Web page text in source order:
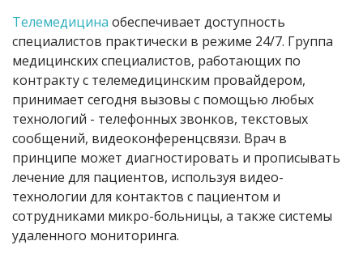
Телемедицина обеспечивает доступность
специалистов практически в режиме 24/7. Группа
медицинских специалистов, работающих по
контракту с телемедицинским провайдером,
принимает сегодня вызовы с помощью любых
технологий - телефонных звонков, текстовых
сообщений, видеоконференцсвязи. Врач в
принципе может диагностировать и прописывать
лечение для пациентов, используя видео-
технологии для контактов с пациентом и
сотрудниками микро-больницы, а также системы
удаленного мониторинга.